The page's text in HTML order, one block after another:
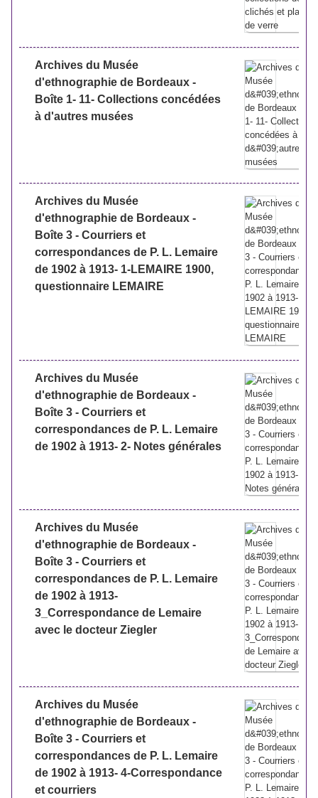
Archives du Musée
d'ethnographie de Bordeaux -
Boîte 1- 11- Collections concédées
à d'autres musées
Archives du Musée
d'ethnographie de Bordeaux -
Boîte 3 - Courriers et
correspondances de P. L. Lemaire
de 1902 à 1913- 1-LEMAIRE 1900,
questionnaire LEMAIRE
Archives du Musée
d'ethnographie de Bordeaux -
Boîte 3 - Courriers et
correspondances de P. L. Lemaire
de 1902 à 1913- 2- Notes générales
Archives du Musée
d'ethnographie de Bordeaux -
Boîte 3 - Courriers et
correspondances de P. L. Lemaire
de 1902 à 1913-
3_Correspondance de Lemaire
avec le docteur Ziegler
Archives du Musée
d'ethnographie de Bordeaux -
Boîte 3 - Courriers et
correspondances de P. L. Lemaire
de 1902 à 1913- 4-Correspondance
et courriers